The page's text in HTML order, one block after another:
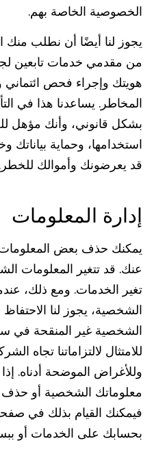
الخصوصية الخاصة بهم.
يجوز لنا أيضًا أن نطلب منك
من مقدمي خدمات تابعين
هويتك وإجراء فحص ائتماني
المخاطر. يساعدنا هذا في
بشكل قانوني، وأنك مؤهل
استخدامها، وحماية بياناتك
قد يعرضونك وأموالك للخطر.
إدارة المعلومات
يمكنك حذف بعض
عنك. قد تتغير المعلومات
تغير الخدمات. ومع ذلك،
الشخصية، يجوز لنا
الشخصية غير المنقحة في
للامتثال لالتزاماتنا تجاه
وللأغراض الموضحة أدناه.
معلوماتك الشخصية أو
فيمكنك القيام بذلك في
بحسابك على الخدمات أو